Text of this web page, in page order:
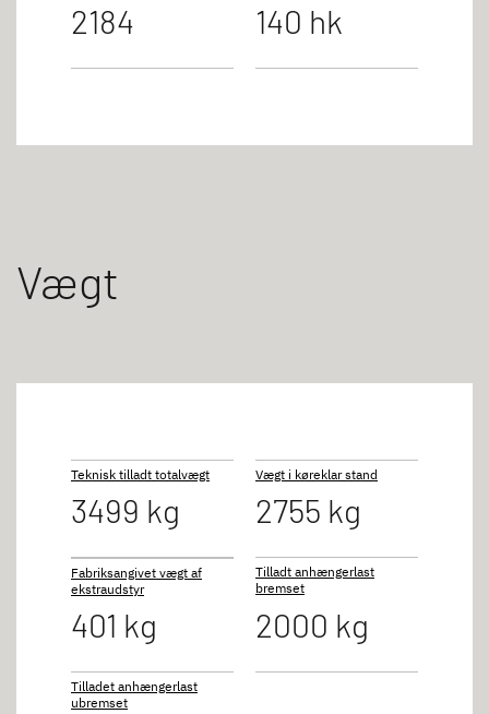
2184 140 hk
Vægt
Teknisk tilladt totalvægt
3499 kg
Vægt i køreklar stand
2755 kg
Fabriksangivet vægt af
ekstraudstyr
401 kg
Tilladt anhængerlast
bremset
2000 kg
Tilladet anhængerlast
ubremset